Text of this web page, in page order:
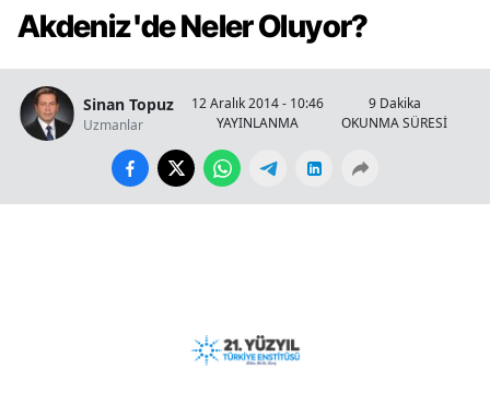
Akdeniz'de Neler Oluyor?
Sinan Topuz
Uzmanlar
12 Aralık 2014 - 10:46
YAYINLANMA
9 Dakika
OKUNMA SÜRESİ